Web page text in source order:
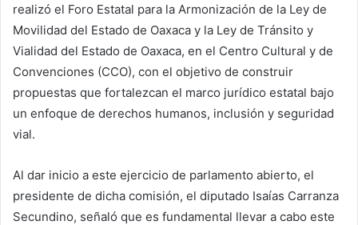
realizó el Foro Estatal para la Armonización de la Ley de
Movilidad del Estado de Oaxaca y la Ley de Tránsito y
Vialidad del Estado de Oaxaca, en el Centro Cultural y de
Convenciones (CCO), con el objetivo de construir
propuestas que fortalezcan el marco jurídico estatal bajo
un enfoque de derechos humanos, inclusión y seguridad
vial.
Al dar inicio a este ejercicio de parlamento abierto, el
presidente de dicha comisión, el diputado Isaías Carranza
Secundino, señaló que es fundamental llevar a cabo este